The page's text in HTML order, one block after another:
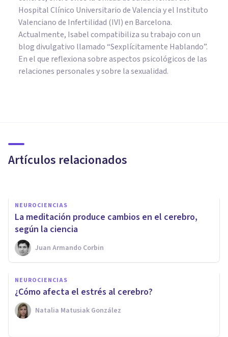
Hospital Clínico Universitario de Valencia y el Instituto
Valenciano de Infertilidad (IVI) en Barcelona.
Actualmente, Isabel compatibiliza su trabajo con un
blog divulgativo llamado “Sexplícitamente Hablando”.
En el que reflexiona sobre aspectos psicológicos de las
relaciones personales y sobre la sexualidad.
Artículos relacionados
tu cerebro y tu estómago
NEUROCIENCIAS
La meditación produce cambios en el cerebro,
según la ciencia
Juan Armando Corbin
NEUROCIENCIAS
¿Cómo afecta el estrés al cerebro?
Natalia Matusiak González
Adrenalina, la hormona que
nos activa